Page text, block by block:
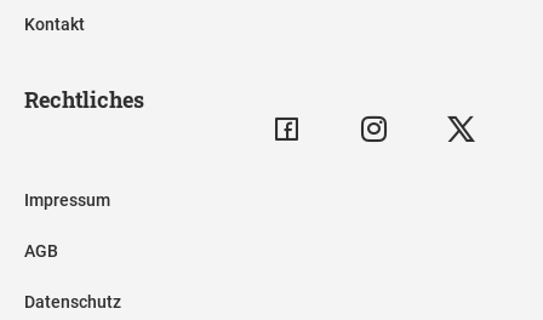
Kontakt
Rechtliches
Impressum
AGB
Datenschutz